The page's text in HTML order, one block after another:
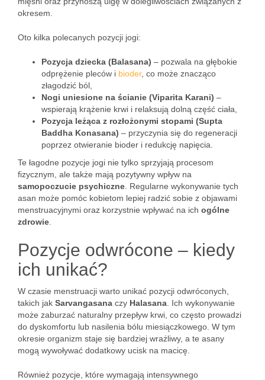
okresem.
Oto kilka polecanych pozycji jogi:
Pozycja dziecka (Balasana) – pozwala na głębokie
odprężenie pleców i bioder, co może znacząco
złagodzić ból,
Nogi uniesione na ścianie (Viparita Karani) –
wspierają krążenie krwi i relaksują dolną część ciała,
Pozycja leżąca z rozłożonymi stopami (Supta
Baddha Konasana) – przyczynia się do regeneracji
poprzez otwieranie bioder i redukcję napięcia.
Te łagodne pozycje jogi nie tylko sprzyjają procesom
fizycznym, ale także mają pozytywny wpływ na
samopoczucie psychiczne . Regularne wykonywanie tych
asan może pomóc kobietom lepiej radzić sobie z objawami
menstruacyjnymi oraz korzystnie wpływać na ich ogólne
zdrowie
Pozycje odwrócone – kiedy
ich unikać?
W czasie menstruacji warto unikać pozycji odwróconych,
takich jak Sarvangasana czy Halasana . Ich wykonywanie
może zaburzać naturalny przepływ krwi, co często prowadzi
do dyskomfortu lub nasilenia bólu miesiączkowego. W tym
okresie organizm staje się bardziej wrażliwy, a te asany
mogą wywoływać dodatkowy ucisk na macicę.
Również pozycje, które wymagają intensywnego